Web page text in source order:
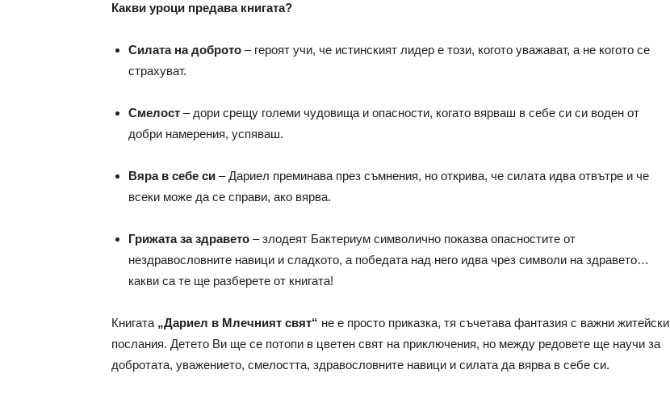
Какви уроци предава книгата?
Силата на доброто – героят учи, че истинският лидер е този, когото уважават, а не когото се
страхуват.
Смелост – дори срещу големи чудовища и опасности, когато вярваш в себе си си воден от
добри намерения, успяваш.
Вяра в себе си – Дариел преминава през съмнения, но открива, че силата идва отвътре и че
всеки може да се справи, ако вярва.
Грижата за здравето – злодеят Бактериум символично показва опасностите от
нездравословните навици и сладкото, а победата над него идва чрез символи на здравето…
какви са те ще разберете от книгата!
Книгата „Дариел в Млечният свят“ не е просто приказка, тя съчетава фантазия с важни житейски
послания. Детето Ви ще се потопи в цветен свят на приключения, но между редовете ще научи за
добротата, уважението, смелостта, здравословните навици и силата да вярва в себе си.